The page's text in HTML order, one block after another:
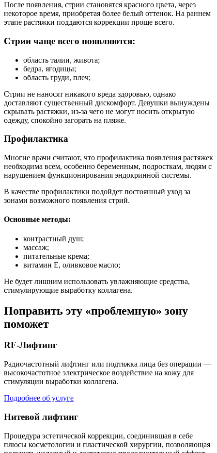
После появления, стрии становятся красного цвета, через
некоторое время, приобретая более белый оттенок. На раннем
этапе растяжки поддаются коррекции проще всего.
Стрии чаще всего появляются:
область талии, живота;
бедра, ягодицы;
область груди, плеч;
Стрии не наносят никакого вреда здоровью, однако
доставляют существенный дискомфорт. Девушки вынуждены
скрывать растяжки, из-за чего не могут носить открытую
одежду, спокойно загорать на пляже.
Профилактика
Многие врачи считают, что профилактика появления растяжек
необходима всем, особенно беременным, подросткам, людям с
нарушением функционирования эндокринной системы.
В качестве профилактики подойдет постоянный уход за
зонами возможного появления стрий.
Основные методы:
контрастный душ;
массаж;
питательные крема;
витамин Е, оливковое масло;
Не будет лишним использовать увлажняющие средства,
стимулирующие выработку коллагена.
Поправить эту «проблемную» зону
поможет
RF-Лифтинг
Радиочастотный лифтинг или подтяжка лица без операции —
высокочастотное электрическое воздействие на кожу для
стимуляции выработки коллагена.
Подробнее об услуге
Нитевой лифтинг
Процедура эстетической коррекции, соединившая в себе
плюсы косметологии и пластической хирургии, позволяющая